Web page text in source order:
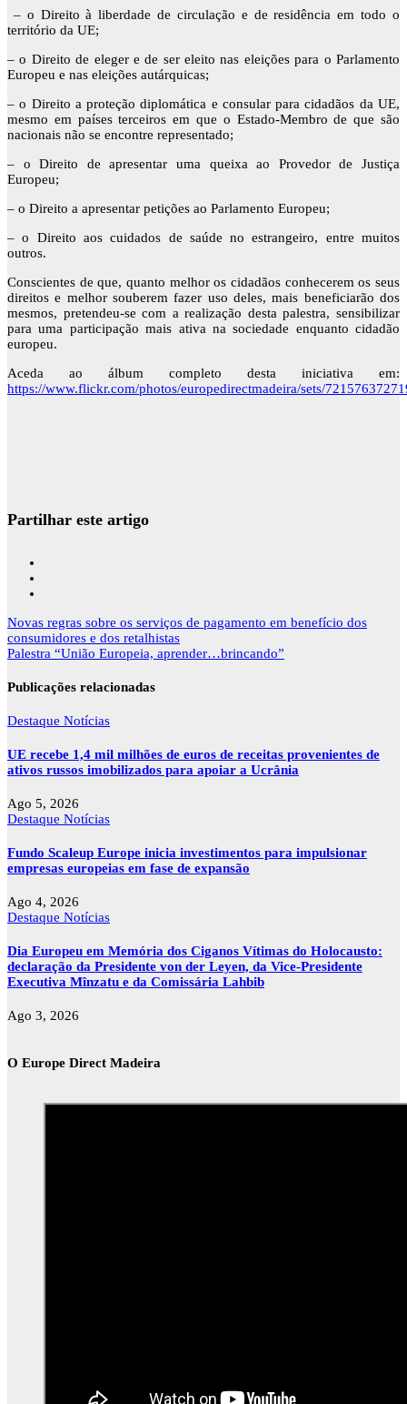
– o Direito à liberdade de circulação e de residência em todo o
território da UE;
– o Direito de eleger e de ser eleito nas eleições para o Parlamento
Europeu e nas eleições autárquicas;
– o Direito a proteção diplomática e consular para cidadãos da UE,
mesmo em países terceiros em que o Estado-Membro de que são
nacionais não se encontre representado;
– o Direito de apresentar uma queixa ao Provedor de Justiça
Europeu;
– o Direito a apresentar petições ao Parlamento Europeu;
– o Direito aos cuidados de saúde no estrangeiro, entre muitos
outros.
Conscientes de que, quanto melhor os cidadãos conhecerem os seus
direitos e melhor souberem fazer uso deles, mais beneficiarão dos
mesmos, pretendeu-se com a realização desta palestra, sensibilizar
para uma participação mais ativa na sociedade enquanto cidadão
europeu.
Aceda ao álbum completo desta iniciativa em:
https://www.flickr.com/photos/europedirectmadeira/sets/
Partilhar este artigo
Navegação
de
artigos
Novas regras sobre os serviços de pagamento em benefício dos
consumidores e dos retalhistas
Palestra “União Europeia, aprender…brincando”
Publicações relacionadas
Destaque Notícias
UE recebe 1,4 mil milhões de euros de receitas provenientes de
ativos russos imobilizados para apoiar a Ucrânia
Ago 5, 2026
Destaque Notícias
Fundo Scaleup Europe inicia investimentos para impulsionar
empresas europeias em fase de expansão
Ago 4, 2026
Destaque Notícias
Dia Europeu em Memória dos Ciganos Vítimas do Holocausto:
declaração da Presidente von der Leyen, da Vice-Presidente
Executiva Mînzatu e da Comissária Lahbib
Ago 3, 2026
O Europe Direct Madeira